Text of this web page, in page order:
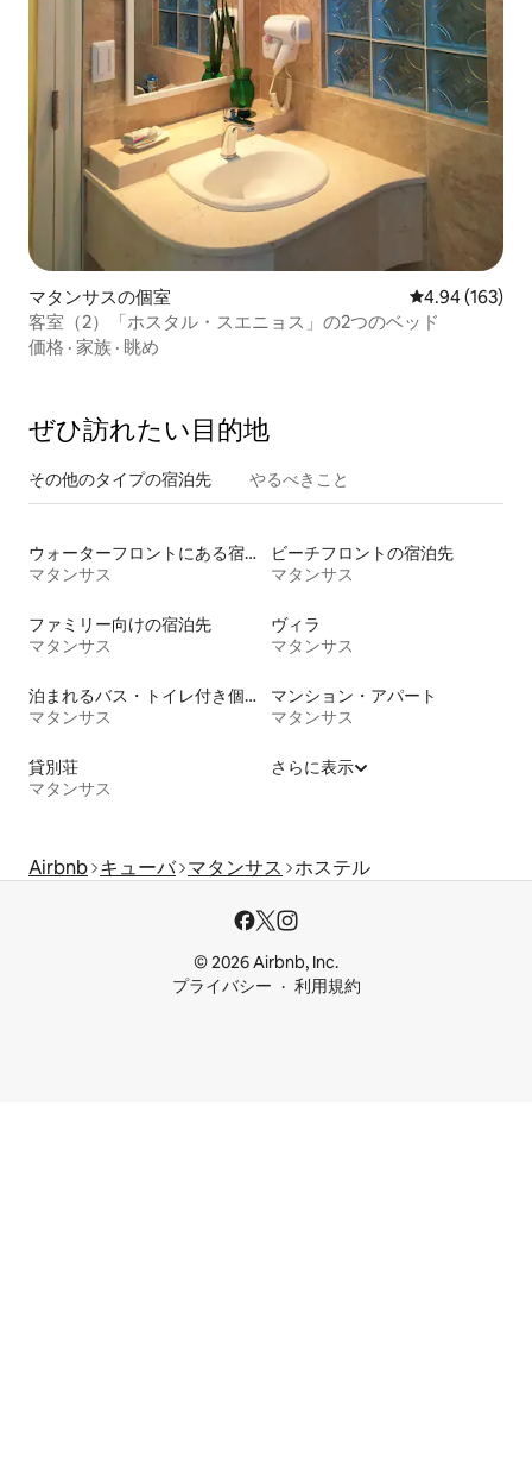
マタンサスの個室 レビュー163
4.94 (163)
客室（2）「ホスタル・スエニョス」の2つのベッド
価格 · 家族 · 眺め
ぜひ訪⁠れ⁠た⁠い目⁠的⁠地
その他のタ⁠イ⁠プ⁠の宿⁠泊⁠先 やるべきこと
ウォーターフロントにある宿泊施設
マタンサス
ビーチフロントの宿泊先
マタンサス
ファミリー向けの宿泊先
マタンサス
ヴィラ
マタンサス
泊まれるバス・トイレ付き個室
マタンサス
マンション・アパート
マタンサス
貸別荘
マタンサス
さらに表示
Airbnb キューバ マタンサス ホステル
© 2026 Airbnb, Inc.
プライバシー
利用規約